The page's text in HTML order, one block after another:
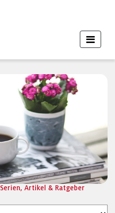
Serien, Artikel & Ratgeber